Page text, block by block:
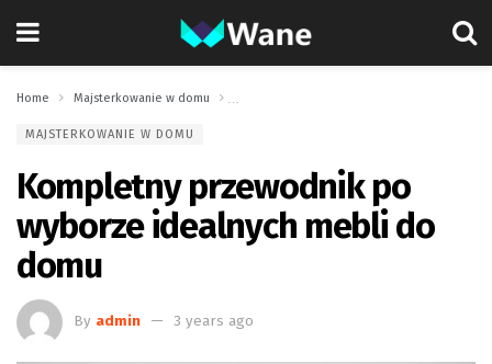
Home Majsterkowanie w domu
MAJSTERKOWANIE W DOMU
Kompletny przewodnik po
wyborze idealnych mebli do
domu
By admin 3 years ago